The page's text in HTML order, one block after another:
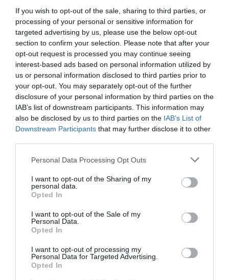
If you wish to opt-out of the sale, sharing to third parties, or
processing of your personal or sensitive information for
targeted advertising by us, please use the below opt-out
section to confirm your selection. Please note that after your
opt-out request is processed you may continue seeing
interest-based ads based on personal information utilized by
us or personal information disclosed to third parties prior to
your opt-out. You may separately opt-out of the further
disclosure of your personal information by third parties on the
IAB’s list of downstream participants. This information may
also be disclosed by us to third parties on the IAB’s List of
Downstream Participants that may further disclose it to other
Please note that this website/app uses one or more Google
not limited to your visit or usage behaviour. You may click to
grant or deny consent to Google and its third-party tags to
use your data for below specified purposes in below Google
consent section.
Personal Data Processing Opt Outs
I want to opt-out of the Sharing of my
personal data.
Opted In
I want to opt-out of the Sale of my
Personal Data.
Opted In
I want to opt-out of processing my
Personal Data for Targeted Advertising.
Opted In
hűtőbe tesszük.
Másnap a szószhoz a majonézt és a csípős
paprikakrémet összekeverjük, sózzuk. Az uborkát
megmossuk, meghámozzuk, felkarikázzuk. A koriandert
leöblítjük, összevágjuk. A húst grillen vagy
grillserpenyőben megsütjük.
Összeállítjuk a burgert. Kettévágjuk a bucikat,
megkenjük szósszal, teszünk bele lecsepegtetett répát,
húst, uborkát, koriandert. Sült krumplival tálalhatjuk.
Munka: kb. 45 perc
Fogyasztható: másnap
Korábbi bejegyzések Következő bejegyzés
HASONLÓ BEJEGYZÉSEK